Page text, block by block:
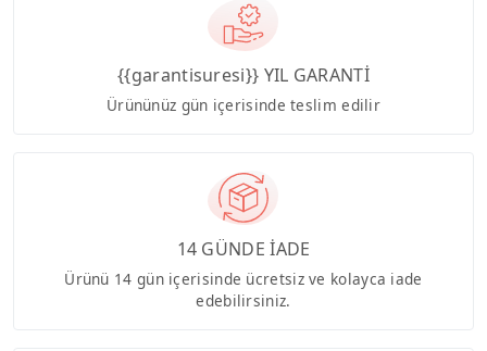
{{garantisuresi}} YIL GARANTİ
Ürününüz gün içerisinde teslim edilir
14 GÜNDE İADE
Ürünü 14 gün içerisinde ücretsiz ve kolayca iade
edebilirsiniz.